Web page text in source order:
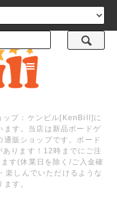
メニュー
ップ：ケンビル[KenBill]に
ます。当店は新品ボードゲ
販ショップです。ボード
ります！12時までにご注
す(休業日を除く/ご入金確
楽しんでいただけるような
す。